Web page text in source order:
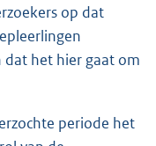
op dat
dat het hier gaat om
periode het